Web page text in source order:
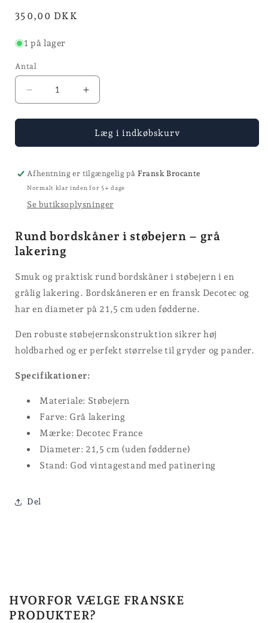
Normalpris
350,00 DKK
1 på lager
Antal
Reducer
antallet
for
Øg
antallet
for
Bordskåner
Læg i indkøbskurv
Afhentning er tilgængelig på Fransk Brocante
Normalt klar inden for 5+ dage
Se butiksoplysninger
Rund bordskåner i støbejern – grå
lakering
Smuk og praktisk rund bordskåner i støbejern i en
grålig lakering. Bordskåneren er en fransk Decotec og
har en diameter på 21,5 cm uden fødderne.
Den robuste støbejernskonstruktion sikrer høj
holdbarhed og er perfekt størrelse til gryder og pander.
Specifikationer:
Materiale: Støbejern
Farve: Grå lakering
Mærke: Decotec France
Diameter: 21,5 cm (uden fødderne)
Stand: God vintagestand med patinering
Del
HVORFOR VÆLGE FRANSKE
PRODUKTER?